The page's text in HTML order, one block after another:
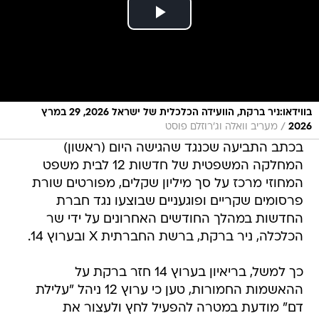
בווידאו:ניר ברקת, הוועידה הכלכלית של ישראל 2026, 29 במרץ
2026
/ מעריב וואלה וג'רוזלם פוסט
בכתב התביעה שכנגד שהגישה היום (ראשון)
המחלקה המשפטית של חדשות 12 לבית משפט
המחוזי מרכז על סך מיליון שקלים, מפורטים שורת
פרסומים שקריים ופוגעניים שבוצעו נגד חברת
החדשות במהלך החודשים האחרונים על ידי שר
הכלכלה, ניר ברקת, ברשת החברתית X ובערוץ 14.
כך למשל, בריאיון בערוץ 14 חזר ברקת על
ההאשמות החמורות, טען כי ערוץ 12 ניהל "עלילת
דם" מודעת במטרה להפעיל לחץ ולעצור את